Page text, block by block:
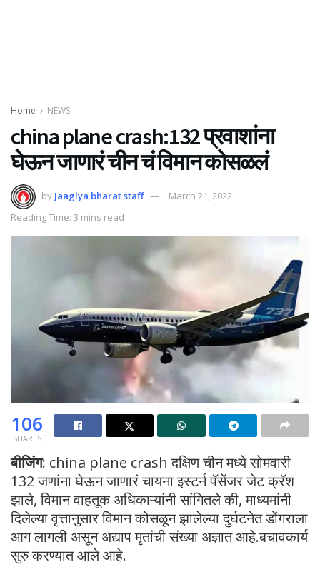
Home NEWS
china plane crash:132 प्रवाशांना
घेऊन जाणारं चीन चं विमान कोसळलं
by Jaaglya bharat staff
March 21, 2022
Reading Time: 3 mins read
106
SHARES
बीजिंग: china plane crash दक्षिण चीन मध्ये सोमवारी
132 जणांना घेऊन जाणारं चायना इस्टर्न पॅसेंजर जेट क्रॅश
झाले, विमान वाहतूक अधिकाऱ्यांनी सांगितले की, माध्यमांनी
दिलेल्या वृत्तानुसार विमान कोसळून झालेल्या दुर्घटनेत डोंगराला
आग लागली असून अद्याप मृतांची संख्या अज्ञात आहे.बचावकार्य
सुरु करण्यात आले आहे.